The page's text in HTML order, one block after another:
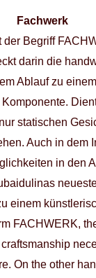
Fachwerk
Begriff
darin die
Ablauf zu
statischen
Auch in dem
in den
einem
FACHWERK,
On the other